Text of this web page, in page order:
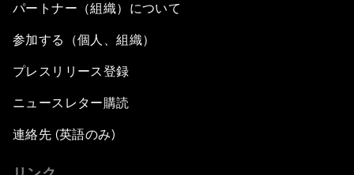
パートナー（組織）について
参加する（個人、組織）
プレスリリース登録
ニュースレター購読
連絡先 (英語のみ)